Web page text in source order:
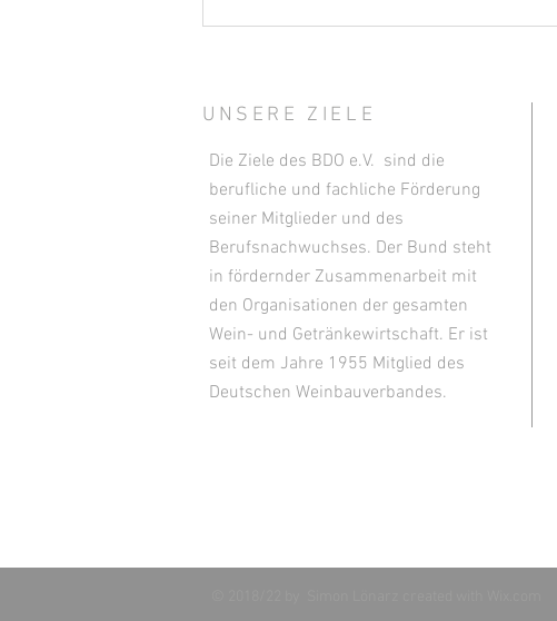
UNSERE ZIELE
Die Ziele des BDO e.V. sind die
berufliche und fachliche Förderung
seiner Mitglieder und des
Berufsnachwuchses. Der Bund steht
in fördernder Zusammenarbeit mit
den Organisationen der gesamten
Wein- und Getränkewirtschaft. Er ist
seit dem Jahre 1955 Mitglied des
Deutschen Weinbauverbandes.